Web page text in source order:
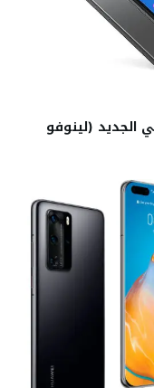
الجديد (لينوفو